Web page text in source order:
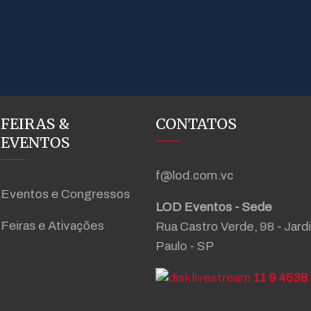
FEIRAS &
EVENTOS
Eventos e Congressos
Feiras e Ativações
CONTATOS
f@lod.com.vc
LOD Eventos - Sede
Rua Castro Verde, 98 -
Paulo - SP
11 9